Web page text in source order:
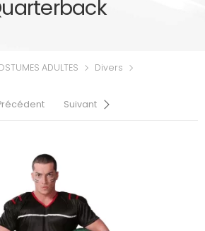
ADULTES
Divers
Suivant